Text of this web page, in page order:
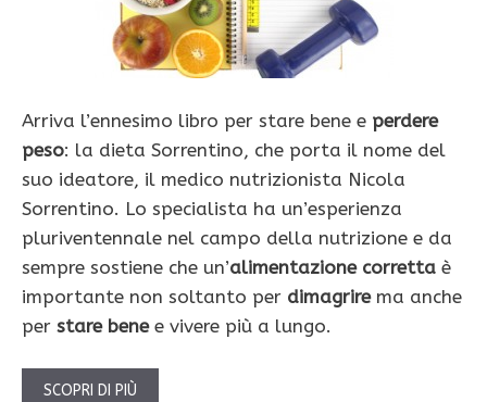
Arriva l’ennesimo libro per stare bene e perdere
peso: la dieta Sorrentino, che porta il nome del
suo ideatore, il medico nutrizionista Nicola
Sorrentino. Lo specialista ha un’esperienza
pluriventennale nel campo della nutrizione e da
sempre sostiene che un’alimentazione corretta è
importante non soltanto per dimagrirema anche
per stare benee vivere più a lungo.
SCOPRI DI PIÙ